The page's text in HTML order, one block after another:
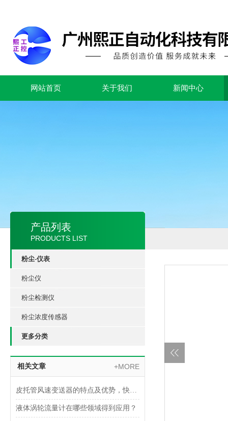
网站首页 关于我们 新闻中心
产品列表
PRODUCTS LIST
粉尘-仪表
粉尘仪
粉尘检测仪
粉尘浓度传感器
更多分类
相关文章 +MORE
皮托管风速变送器的特点及优势，快来了解一下吧
液体涡轮流量计在哪些领域得到应用？